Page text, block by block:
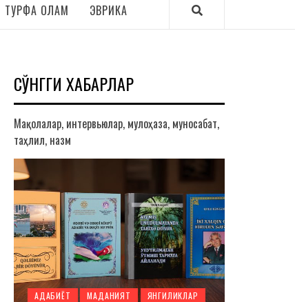
ТУРФА ОЛАМ ЭВРИКА
СЎНГГИ ХАБАРЛАР
Мақолалар, интервьюлар, мулоҳаза, муносабат,
таҳлил, назм
АДАБИЁТ МАДАНИЯТ ЯНГИЛИКЛАР